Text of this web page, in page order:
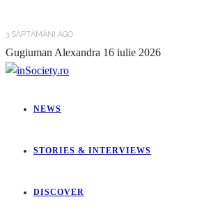
3 SĂPTĂMÂNI AGO
Gugiuman Alexandra 16 iulie 2026
NEWS
STORIES & INTERVIEWS
DISCOVER